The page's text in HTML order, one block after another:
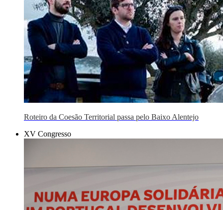
Roteiro da Coesão Territorial passa pelo Baixo Alentejo
XV Congresso